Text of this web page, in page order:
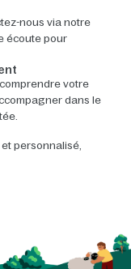
nous via notre
écoute pour
votre
dans le
personnalisé,